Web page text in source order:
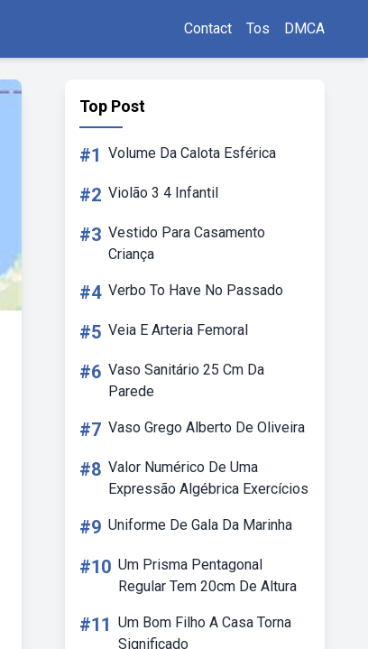
Contact Tos DMCA
Top Post
#1 Volume Da Calota Esférica
#2 Violão 3 4 Infantil
#3 Vestido Para Casamento
Criança
#4 Verbo To Have No Passado
#5 Veia E Arteria Femoral
#6 Vaso Sanitário 25 Cm Da
Parede
#7 Vaso Grego Alberto De Oliveira
#8 Valor Numérico De Uma
Expressão Algébrica Exercícios
#9 Uniforme De Gala Da Marinha
#10 Um Prisma Pentagonal
Regular Tem 20cm De Altura
#11 Um Bom Filho A Casa Torna
Significado